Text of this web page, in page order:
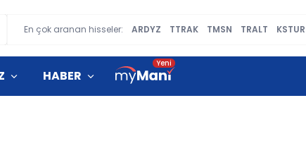
En çok aranan hisseler: ARDYZ TTRAK TMSN TRALT KSTUR
HABER